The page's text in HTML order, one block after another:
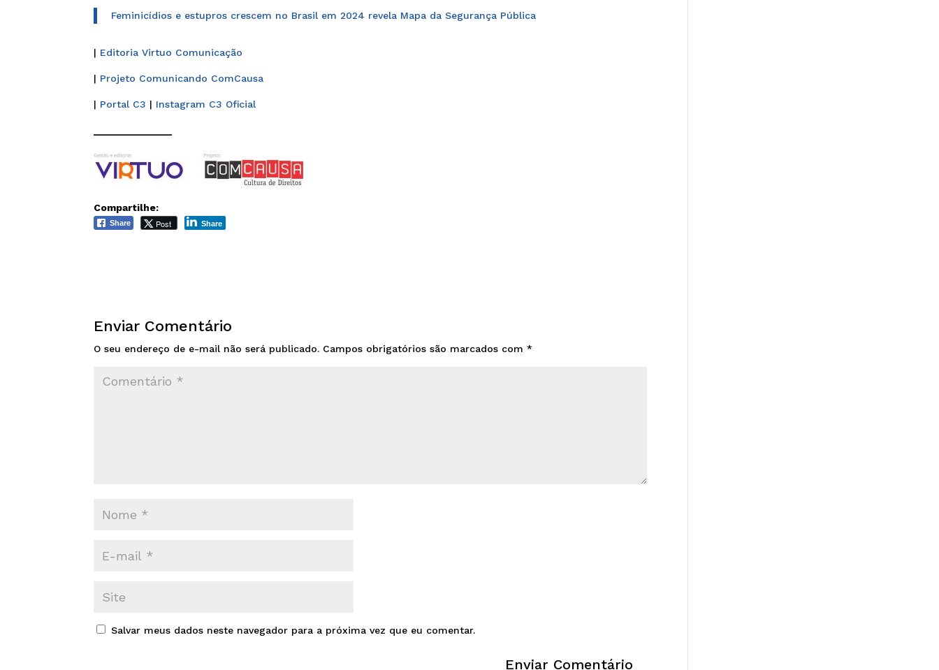
Feminicídios e estupros crescem no Brasil em 2024 revela Mapa da Segurança Pública
| Editoria Virtuo Comunicação
| Projeto Comunicando ComCausa
| Portal C3 | Instagram C3 Oficial
Compartilhe:
Share Post Share
Enviar Comentário
O seu endereço de e-mail não será publicado. Campos obrigatórios são marcados com*
Salvar meus dados neste navegador para a próxima vez que eu comentar.